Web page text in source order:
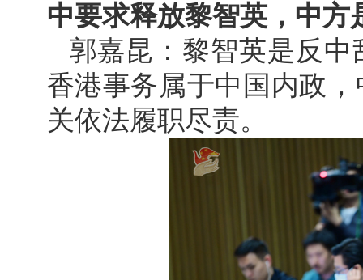
中要求释放黎智英，中方
郭嘉昆：黎智英是反
香港事务属于中国内政
关依法履职尽责。